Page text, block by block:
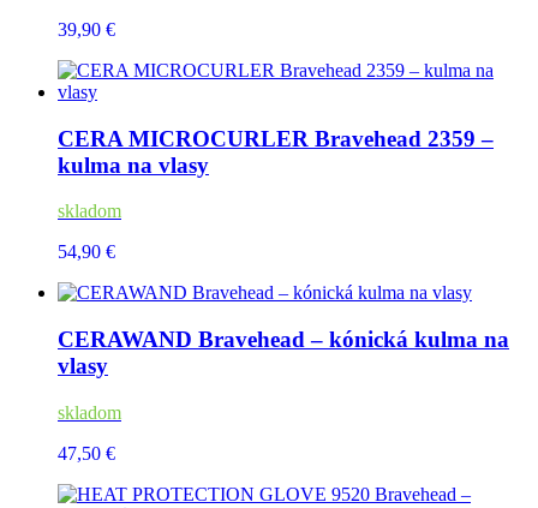
39,90 €
CERA MICROCURLER Bravehead 2359 –
kulma na vlasy
skladom
54,90 €
CERAWAND Bravehead – kónická kulma na
vlasy
skladom
47,50 €